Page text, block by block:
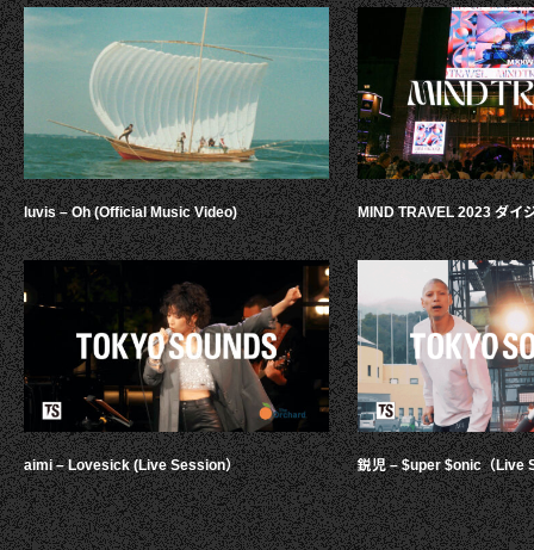
luvis – Oh (Official Music Video)
aimi – Lovesick (Live Session）
MIND TRAVEL 2023 ダイ
鋭児 – $uper $onic（Live